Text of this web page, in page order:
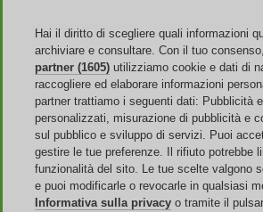
France
España
Deutschland
Brasil
Global
Mobile App
Hai il diritto di scegliere quali informazioni
archiviare e consultare. Con il tuo
partner (1605) utilizziamo cookie e dati di
raccogliere ed elaborare informazioni
partner trattiamo i seguenti dati: Pubblicità
personalizzati, misurazione di pubblicità e
sul pubblico e sviluppo di servizi. Puoi
gestire le tue preferenze. Il rifiuto potrebbe
funzionalità del sito. Le tue scelte valgono
e puoi modificarle o revocarle in qualsiasi
Informativa sulla privacy o tramite il